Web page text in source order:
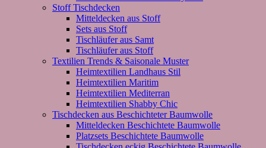
Stoff Tischdecken
Mitteldecken aus Stoff
Sets aus Stoff
Tischläufer aus Samt
Tischläufer aus Stoff
Textilien Trends & Saisonale Muster
Heimtextilien Landhaus Stil
Heimtextilien Maritim
Heimtextilien Mediterran
Heimtextilien Shabby Chic
Tischdecken aus Beschichteter Baumwolle
Mitteldecken Beschichtete Baumwolle
Platzsets Beschichtete Baumwolle